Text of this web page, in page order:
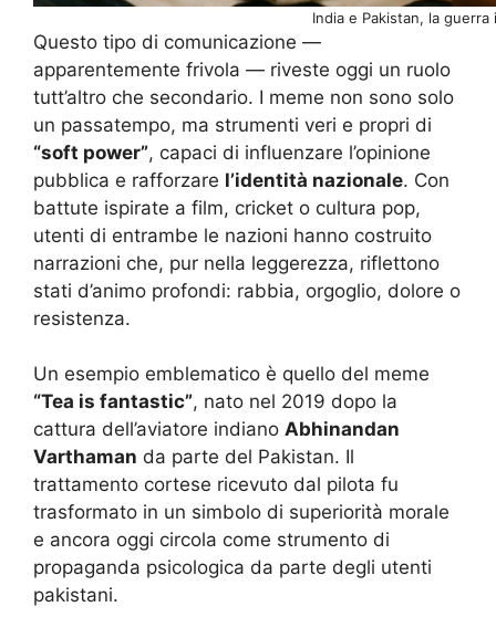
India e Pakistan, la
Questo tipo di comunicazione —
apparentemente frivola — riveste oggi un ruolo
tutt’altro che secondario. I meme non sono solo
un passatempo, ma strumenti veri e propri di
“soft power”, capaci di influenzare l’opinione
pubblica e rafforzare l’identità nazionale. Con
battute ispirate a film, cricket o cultura pop,
utenti di entrambe le nazioni hanno costruito
narrazioni che, pur nella leggerezza, riflettono
stati d’animo profondi: rabbia, orgoglio, dolore o
resistenza.
Un esempio emblematico è quello del meme
“Tea is fantastic”, nato nel 2019 dopo la
cattura dell’aviatore indiano Abhinandan
Varthaman da parte del Pakistan. Il
trattamento cortese ricevuto dal pilota fu
trasformato in un simbolo di superiorità morale
e ancora oggi circola come strumento di
propaganda psicologica da parte degli utenti
pakistani.